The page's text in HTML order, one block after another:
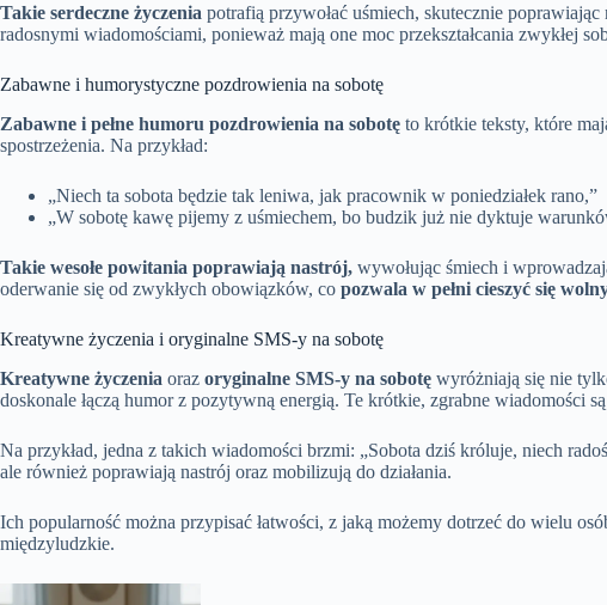
Takie serdeczne życzenia potrafią przywołać uśmiech, skutecznie
radosnymi wiadomościami, ponieważ mają one moc przekształcania zwykłej
Zabawne i humorystyczne pozdrowienia na sobotę
Zabawne i pełne humoru pozdrowienia na sobotę to krótkie teksty, które
spostrzeżenia. Na przykład:
„Niech ta sobota będzie tak leniwa, jak pracownik w poniedziałek rano,”
„W sobotę kawę pijemy z uśmiechem, bo budzik już nie dyktuje
Takie wesołe powitania poprawiają nastrój, wywołując śmiech i
oderwanie się od zwykłych obowiązków, co pozwala w pełni cieszyć się
Kreatywne życzenia i oryginalne SMS-y na sobotę
Kreatywne życzenia oraz oryginalne SMS-y na sobotę wyróżniają się nie
doskonale łączą humor z pozytywną energią. Te krótkie, zgrabne wiadomości
Na przykład, jedna z takich wiadomości brzmi: „Sobota dziś króluje, niech
ale również poprawiają nastrój oraz mobilizują do działania.
Ich popularność można przypisać łatwości, z jaką możemy dotrzeć do wielu
międzyludzkie.